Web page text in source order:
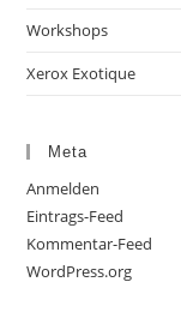
Workshops
Xerox Exotique
Meta
Anmelden
Eintrags-Feed
Kommentar-Feed
WordPress.org